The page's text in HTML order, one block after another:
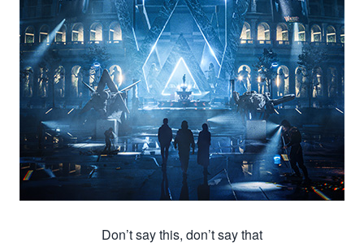
Don’t say this, don’t say that